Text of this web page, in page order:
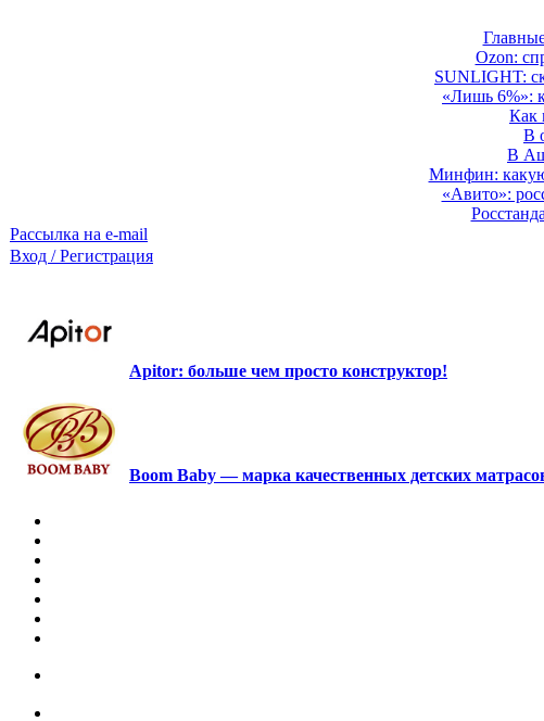
Ozon:
SUNLIGHT:
«Лишь 6%»:
Как
В
В
Минфин: какую
«Авито»:
Рассылка на e-mail
Вход / Регистрация
Apitor: больше чем просто конструктор!
Boom Baby — марка качественных детских